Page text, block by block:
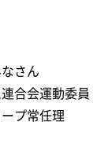
さん
合会運動委員
プ常任理